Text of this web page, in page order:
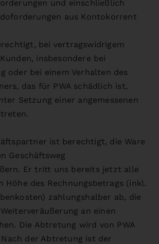
und einschließlich
aus Kontokorrent
bei vertragswidrigem
insbesondere bei
oder bei einem Verhalten des
das für PWA schädlich ist,
Setzung einer angemessenen
ist berechtigt, die Ware
Geschäftsweg
Er tritt uns bereits jetzt alle
Höhe des Rechnungsbetrags (inkl.
zahlungshalber ab, die
an einen
Die Abtretung wird von PWA
Nach der Abtretung ist der